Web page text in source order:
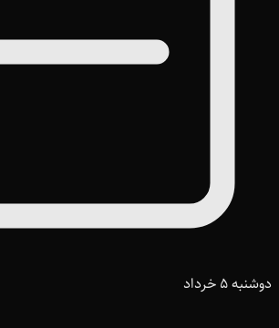
دوشنبه 5 خرداد